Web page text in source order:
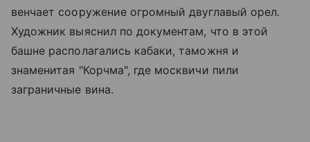
венчает сооружение огромный двуглавый орел.
Художник выяснил по документам, что в этой
башне располагались кабаки, таможня и
знаменитая "Корчма", где москвичи пили
заграничные вина.